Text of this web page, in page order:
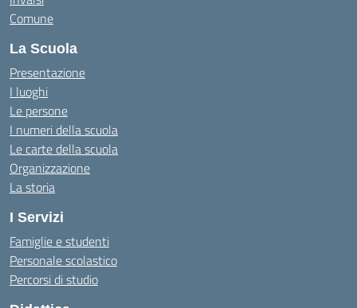
Comune
La Scuola
Presentazione
I luoghi
Le persone
I numeri della scuola
Le carte della scuola
Organizzazione
La storia
I Servizi
Famiglie e studenti
Personale scolastico
Percorsi di studio